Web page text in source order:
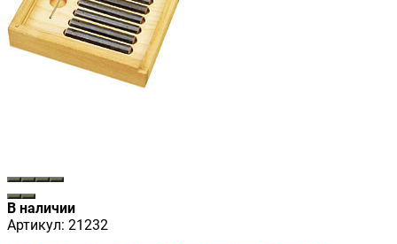
В наличии
Артикул: 21232